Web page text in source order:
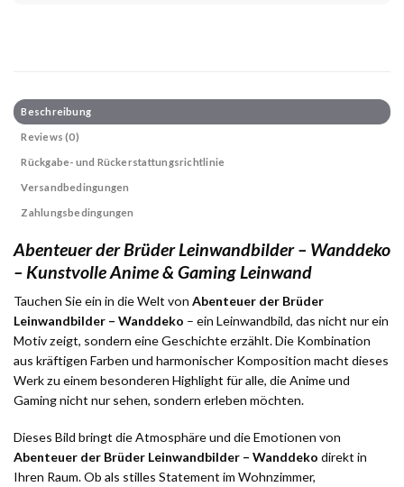
Beschreibung
Reviews (0)
Rückgabe- und Rückerstattungsrichtlinie
Versandbedingungen
Zahlungsbedingungen
Abenteuer der Brüder Leinwandbilder – Wanddeko
– Kunstvolle Anime & Gaming Leinwand
Tauchen Sie ein in die Welt von Abenteuer der Brüder
Leinwandbilder – Wanddeko – ein Leinwandbild, das nicht nur ein
Motiv zeigt, sondern eine Geschichte erzählt. Die Kombination
aus kräftigen Farben und harmonischer Komposition macht dieses
Werk zu einem besonderen Highlight für alle, die Anime und
Gaming nicht nur sehen, sondern erleben möchten.
Dieses Bild bringt die Atmosphäre und die Emotionen von
Abenteuer der Brüder Leinwandbilder – Wanddeko direkt in
Ihren Raum. Ob als stilles Statement im Wohnzimmer,